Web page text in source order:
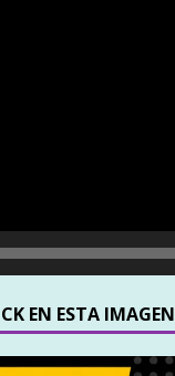
EN ESTA IMAGEN